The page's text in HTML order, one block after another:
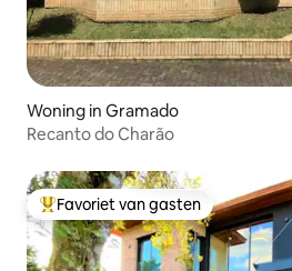
Woning in Gramado
Recanto do Charão
Topfavoriet van gasten
Favoriet van gasten